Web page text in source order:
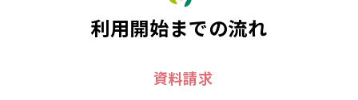
利用開始までの流れ
資料請求